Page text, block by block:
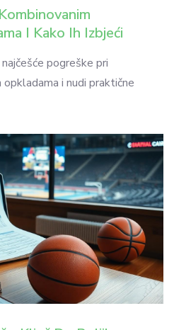
I Kako Ih Izbjeći
pogreške pri
i nudi praktične